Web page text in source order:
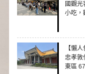
國觀光
小吃，
【懶
忠孝敦
東區